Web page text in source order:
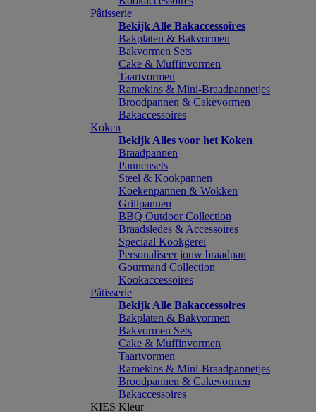
Pâtisserie
Bekijk Alle Bakaccessoires
Bakplaten & Bakvormen
Bakvormen Sets
Cake & Muffinvormen
Taartvormen
Ramekins & Mini-Braadpannetjes
Broodpannen & Cakevormen
Bakaccessoires
Koken
Bekijk Alles voor het Koken
Braadpannen
Pannensets
Steel & Kookpannen
Koekenpannen & Wokken
Grillpannen
BBQ Outdoor Collection
Braadsledes & Accessoires
Speciaal Kookgerei
Personaliseer jouw braadpan
Gourmand Collection
Kookaccessoires
Pâtisserie
Bekijk Alle Bakaccessoires
Bakplaten & Bakvormen
Bakvormen Sets
Cake & Muffinvormen
Taartvormen
Ramekins & Mini-Braadpannetjes
Broodpannen & Cakevormen
Bakaccessoires
KIES Kleur